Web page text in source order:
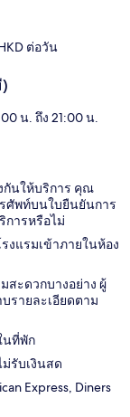
ต่อวัน
น. ถึง 21:00 น.
กันให้บริการ คุณ
ศัพท์บนใบยืนยันการ
การหรือไม่
งแรมเข้าภายในห้อง
สะดวกบางอย่าง ผู้
รายละเอียดตาม
นที่พัก
รับเงินสด
Express, Diners